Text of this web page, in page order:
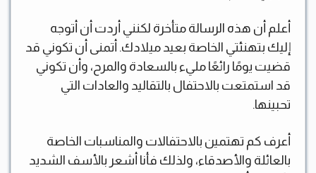
أعلم أن هذه الرسالة متأخرة لكنني أردت أن أتوجه
إليك بتهنئتي الخاصة بعيد ميلادك. أتمنى أن تكوني قد
قضيت يومًا رائعًا مليء بالسعادة والمرح، وأن تكوني
قد استمتعت بالاحتفال بالتقاليد والعادات التي
تحبينها.
أعرف كم تهتمين بالاحتفالات والمناسبات الخاصة
بالعائلة والأصدقاء، ولذلك فأنا أشعر بالأسف الشديد